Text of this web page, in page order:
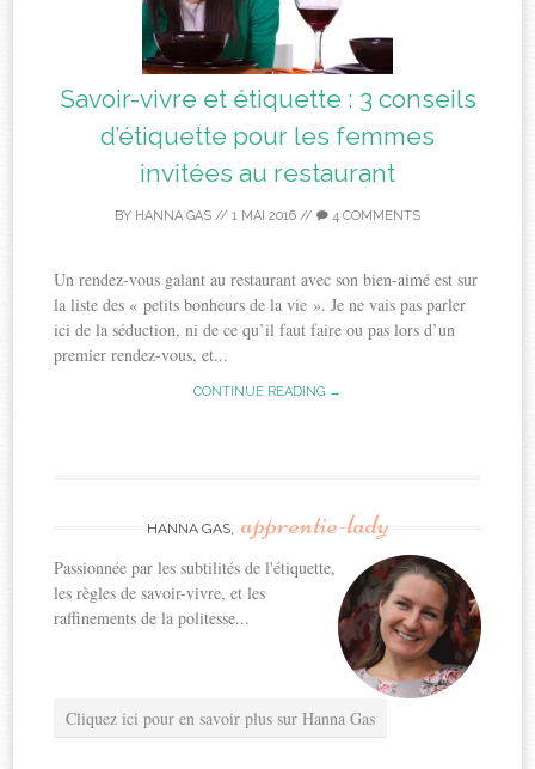
Savoir-vivre et étiquette : 3 conseils
d’étiquette pour les femmes
invitées au restaurant
BY HANNA GAS // 1 MAI 2016 // 4 COMMENTS
Un rendez-vous galant au restaurant avec son bien-aimé est sur
la liste des « petits bonheurs de la vie ». Je ne vais pas parler
ici de la séduction, ni de ce qu’il faut faire ou pas lors d’un
premier rendez-vous, et...
CONTINUE READING →
HANNA GAS, apprentie-lady
Passionnée par les subtilités de l'étiquette,
les règles de savoir-vivre, et les
raffinements de la politesse...
Cliquez ici pour en savoir plus sur Hanna Gas